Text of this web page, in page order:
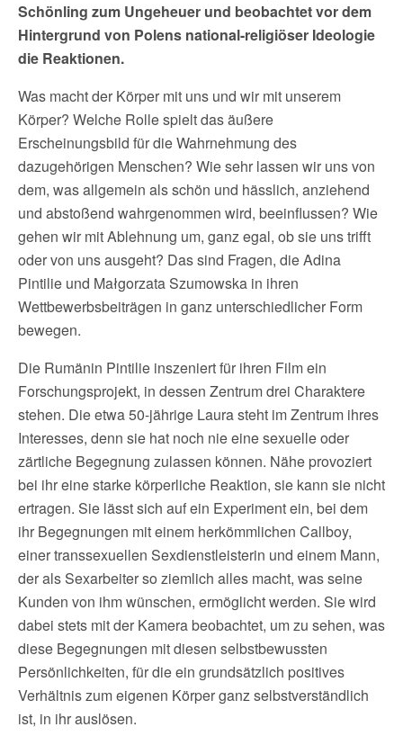
Schönling zum Ungeheuer und beobachtet vor dem
Hintergrund von Polens national-religiöser Ideologie
die Reaktionen.
Was macht der Körper mit uns und wir mit unserem
Körper? Welche Rolle spielt das äußere
Erscheinungsbild für die Wahrnehmung des
dazugehörigen Menschen? Wie sehr lassen wir uns von
dem, was allgemein als schön und hässlich, anziehend
und abstoßend wahrgenommen wird, beeinflussen? Wie
gehen wir mit Ablehnung um, ganz egal, ob sie uns trifft
oder von uns ausgeht? Das sind Fragen, die Adina
Pintilie und Małgorzata Szumowska in ihren
Wettbewerbsbeiträgen in ganz unterschiedlicher Form
bewegen.
Die Rumänin Pintilie inszeniert für ihren Film ein
Forschungsprojekt, in dessen Zentrum drei Charaktere
stehen. Die etwa 50-jährige Laura steht im Zentrum ihres
Interesses, denn sie hat noch nie eine sexuelle oder
zärtliche Begegnung zulassen können. Nähe provoziert
bei ihr eine starke körperliche Reaktion, sie kann sie nicht
ertragen. Sie lässt sich auf ein Experiment ein, bei dem
ihr Begegnungen mit einem herkömmlichen Callboy,
einer transsexuellen Sexdienstleisterin und einem Mann,
der als Sexarbeiter so ziemlich alles macht, was seine
Kunden von ihm wünschen, ermöglicht werden. Sie wird
dabei stets mit der Kamera beobachtet, um zu sehen, was
diese Begegnungen mit diesen selbstbewussten
Persönlichkeiten, für die ein grundsätzlich positives
Verhältnis zum eigenen Körper ganz selbstverständlich
ist, in ihr auslösen.